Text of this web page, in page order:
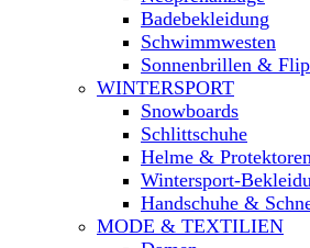
Badebekleidung
Schwimmwesten
Sonnenbrillen &
WINTERSPORT
Snowboards
Schlittschuhe
Helme &
Wintersport-
Handschuhe &
MODE & TEXTILIEN